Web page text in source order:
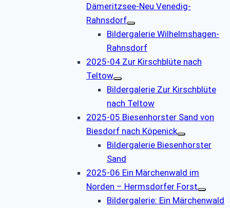
Dämeritzsee-Neu Venedig-
Rahnsdorf
Bildergalerie Wilhelmshagen-
Rahnsdorf
2025-04 Zur Kirschblüte nach
Teltow
Bildergalerie Zur Kirschblüte
nach Teltow
2025-05 Biesenhorster Sand von
Biesdorf nach Köpenick
Bildergalerie Biesenhorster
Sand
2025-06 Ein Märchenwald im
Norden – Hermsdorfer Forst
Bildergalerie: Ein Märchenwald